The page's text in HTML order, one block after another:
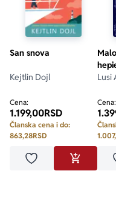
San snova
Kejtlin Dojl
Cena:
1.199,00RSD
Članska cena i do:
863,28RSD
Dodaj u omiljene
DODAJ U
Lusi
Cena: